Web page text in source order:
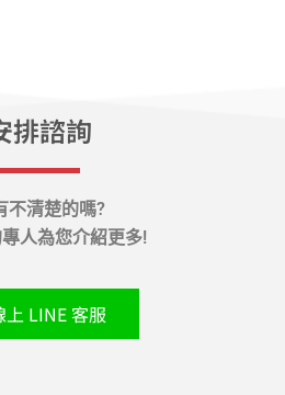
排諮詢
不清楚的嗎?
人為您介紹更多!
上 LINE 客服